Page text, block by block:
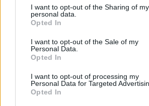
I want to opt-out of the Sharing of my
personal data.
Opted In
I want to opt-out of the Sale of my
Personal Data.
Opted In
I want to opt-out of processing my
Personal Data for Targeted
Opted In
PEOPLE AND STYLE
«Σκάστε πια. Έχουν δικηγόρο οι
14 FEB 2021